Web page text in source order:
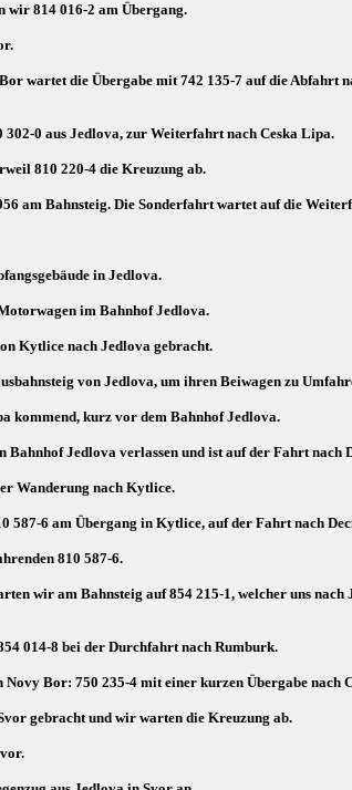
814 016-2 am Übergang.
wartet die Übergabe mit 742 135-7 auf die Abfahrt
0 aus Jedlova, zur Weiterfahrt nach Ceska Lipa.
810 220-4 die Kreuzung ab.
am Bahnsteig. Die Sonderfahrt wartet auf die W
in Jedlova.
im Bahnhof Jedlova.
Kytlice nach Jedlova gebracht.
von Jedlova, um ihren Beiwagen zu
kommend, kurz vor dem Bahnhof Jedlova.
Bahnhof Jedlova verlassen und ist auf der Fahrt nach
Wanderung nach Kytlice.
587-6 am Übergang in Kytlice, auf der Fahrt nach
810 587-6.
wir am Bahnsteig auf 854 215-1, welcher uns nach
014-8 bei der Durchfahrt nach Rumburk.
Novy Bor: 750 235-4 mit einer kurzen Übergabe nach
gebracht und wir warten die Kreuzung ab.